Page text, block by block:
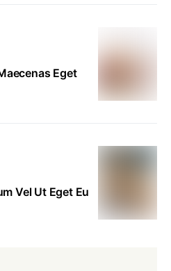
Eget
Vel Ut Eget Eu